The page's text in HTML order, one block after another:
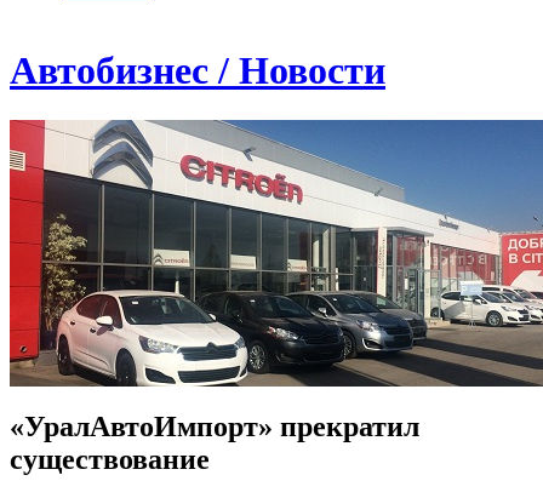
Автобизнес / Новости
«УралАвтоИмпорт» прекратил
существование